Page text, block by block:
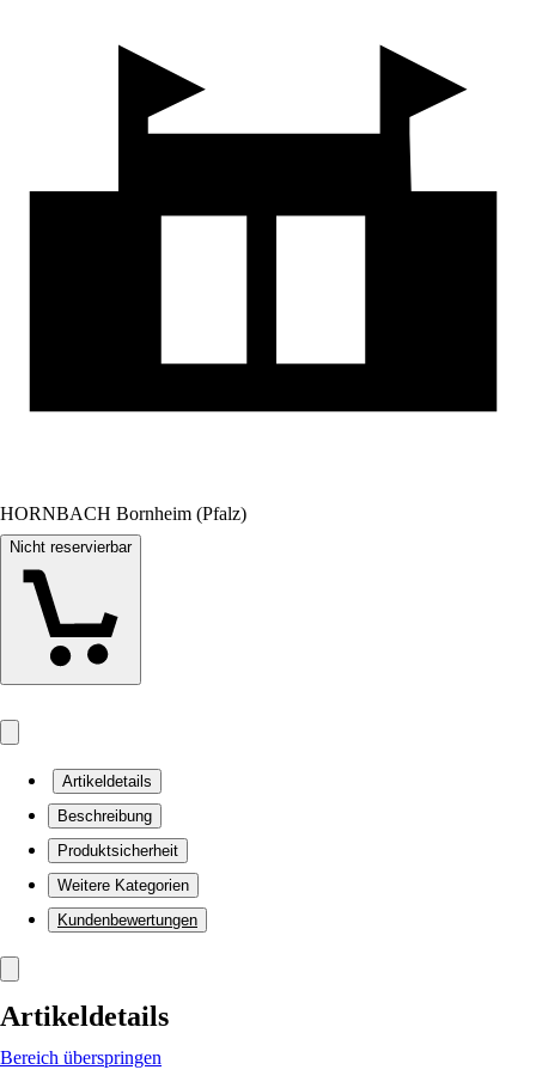
HORNBACH Bornheim (Pfalz)
Nicht reservierbar
Artikeldetails
Beschreibung
Produktsicherheit
Weitere Kategorien
Kundenbewertungen
Artikeldetails
Bereich überspringen